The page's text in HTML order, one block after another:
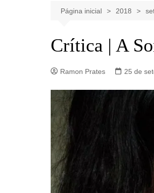
Celebridades
Música
Notícias
Página inicial 2018
Crítica | A
Ramon Prates 25 de